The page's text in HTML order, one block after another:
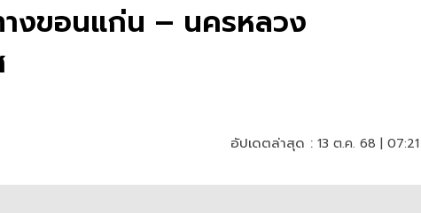
างขอนแก่น – นครหลวง
อัปเดตล่าสุด : 13 ต.ค. 68 |